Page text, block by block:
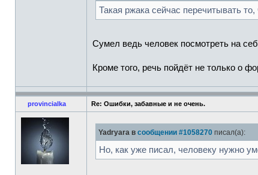
Такая ржака сейчас перечитывать
Сумел ведь человек посмотреть на
Кроме того, речь пойдёт не только о
provincialka Re: Ошибки, забавные и не очень.
Yadryara в сообщении #1058270 писал(а):
Но, как уже писал, человеку нужно